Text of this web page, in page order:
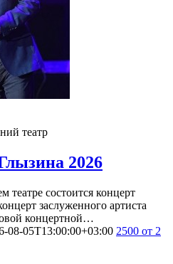
театр
2026
театре состоится концерт
заслуженного артиста
концертной…
08-05T13:00:00+03:00 2500 от 2